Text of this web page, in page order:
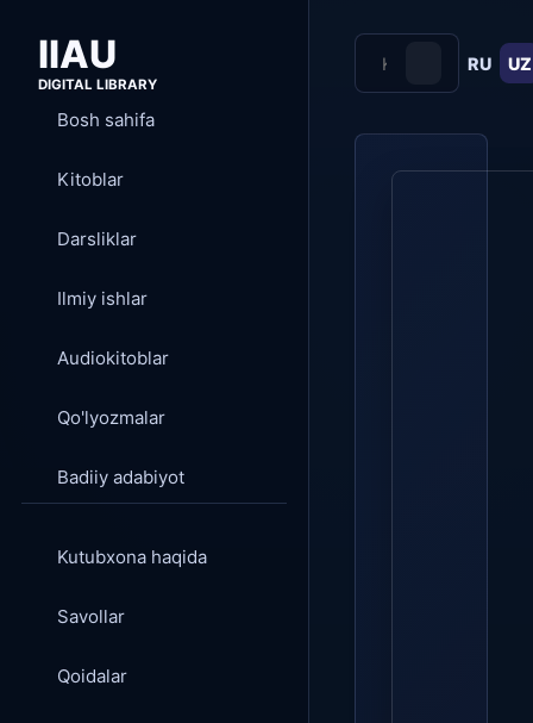
IIAU
DIGITAL LIBRARY
Bosh sahifa
Kitoblar
Darsliklar
Ilmiy ishlar
Audiokitoblar
Qo'lyozmalar
Badiiy adabiyot
Kutubxona haqida
Savollar
Qoidalar
RU UZ